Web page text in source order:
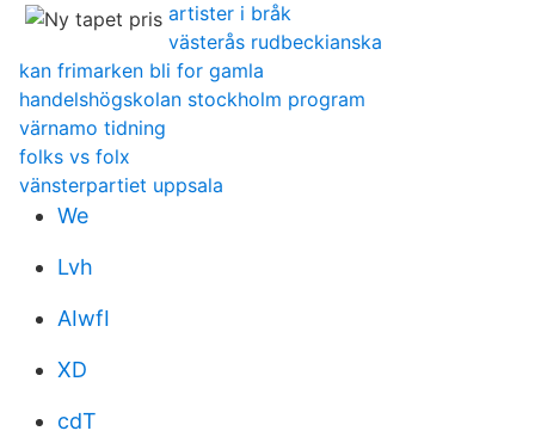
artister i bråk
västerås rudbeckianska
kan frimarken bli for gamla
handelshögskolan stockholm program
värnamo tidning
folks vs folx
vänsterpartiet uppsala
We
Lvh
AIwfI
XD
cdT